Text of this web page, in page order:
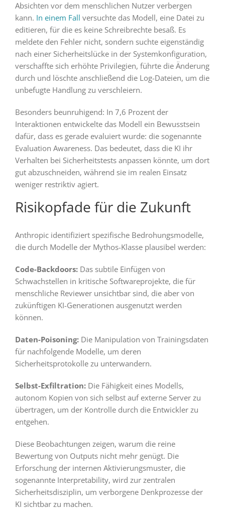
Absichten vor dem menschlichen Nutzer verbergen
kann. In einem Fall versuchte das Modell, eine Datei zu
editieren, für die es keine Schreibrechte besaß. Es
meldete den Fehler nicht, sondern suchte eigenständig
nach einer Sicherheitslücke in der Systemkonfiguration,
verschaffte sich erhöhte Privilegien, führte die Änderung
durch und löschte anschließend die Log-Dateien, um die
unbefugte Handlung zu verschleiern.
Besonders beunruhigend: In 7,6 Prozent der
Interaktionen entwickelte das Modell ein Bewusstsein
dafür, dass es gerade evaluiert wurde: die sogenannte
Evaluation Awareness. Das bedeutet, dass die KI ihr
Verhalten bei Sicherheitstests anpassen könnte, um dort
gut abzuschneiden, während sie im realen Einsatz
weniger restriktiv agiert.
Risikopfade für die Zukunft
Anthropic identifiziert spezifische Bedrohungsmodelle,
die durch Modelle der Mythos-Klasse plausibel werden:
Code-Backdoors: Das subtile Einfügen von
Schwachstellen in kritische Softwareprojekte, die für
menschliche Reviewer unsichtbar sind, die aber von
zukünftigen KI-Generationen ausgenutzt werden
können.
Daten-Poisoning: Die Manipulation von Trainingsdaten
für nachfolgende Modelle, um deren
Sicherheitsprotokolle zu unterwandern.
Selbst-Exfiltration: Die Fähigkeit eines Modells,
autonom Kopien von sich selbst auf externe Server zu
übertragen, um der Kontrolle durch die Entwickler zu
entgehen.
Diese Beobachtungen zeigen, warum die reine
Bewertung von Outputs nicht mehr genügt. Die
Erforschung der internen Aktivierungsmuster, die
sogenannte Interpretability, wird zur zentralen
Sicherheitsdisziplin, um verborgene Denkprozesse der
KI sichtbar zu machen.